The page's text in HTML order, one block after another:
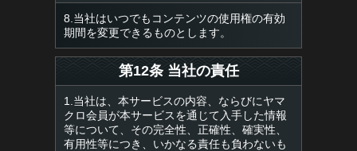
8.当社はいつでもコンテンツの使用権の有効
期間を変更できるものとします。
第12条 当社の責任
1.当社は、本サービスの内容、ならびにヤマ
クロ会員が本サービスを通じて入手した情報
等について、その完全性、正確性、確実性、
有用性等につき、いかなる責任も負わないも